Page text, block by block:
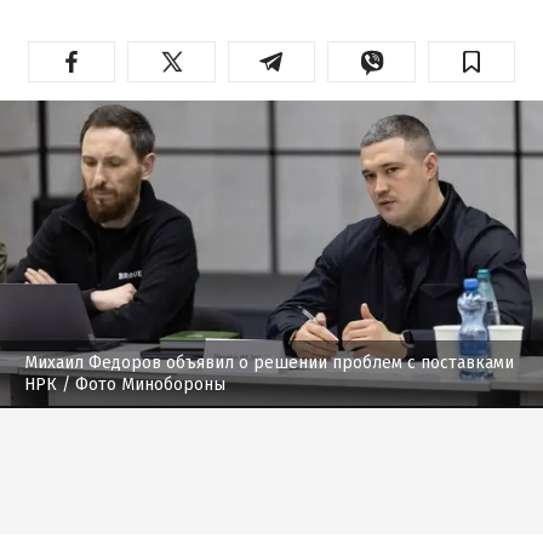
Михаил Федоров объявил о решении проблем с поставками
НРК/ Фото Минобороны